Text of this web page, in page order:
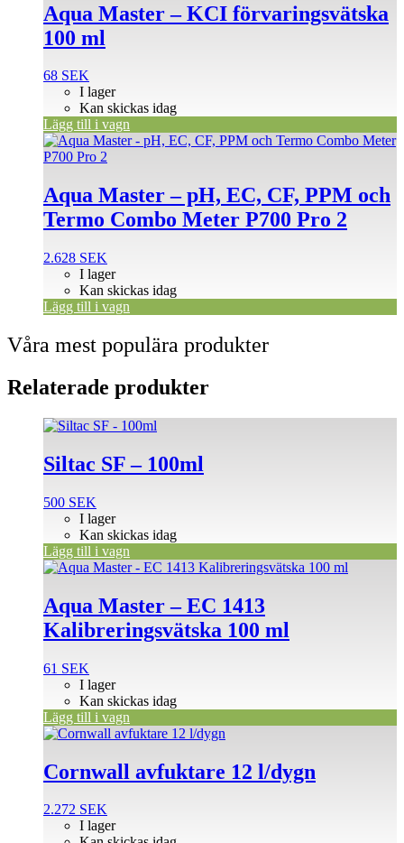
Aqua Master – KCI förvaringsvätska
100 ml
68 SEK
I lager
Kan skickas idag
Lägg till i vagn
Aqua Master – pH, EC, CF, PPM och
Termo Combo Meter P700 Pro 2
2.628 SEK
I lager
Kan skickas idag
Lägg till i vagn
Våra mest populära produkter
Relaterade produkter
Siltac SF – 100ml
500 SEK
I lager
Kan skickas idag
Lägg till i vagn
Aqua Master – EC 1413
Kalibreringsvätska 100 ml
61 SEK
I lager
Kan skickas idag
Lägg till i vagn
Cornwall avfuktare 12 l/dygn
2.272 SEK
I lager